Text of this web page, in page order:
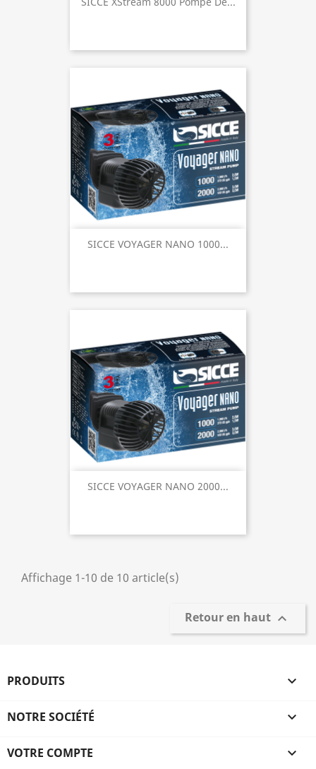
SICCE VOYAGER NANO 1000...
SICCE VOYAGER NANO 2000...
Affichage 1-10 de 10 article(s)
Retour en haut 
PRODUITS 
NOTRE SOCIÉTÉ 
VOTRE COMPTE 